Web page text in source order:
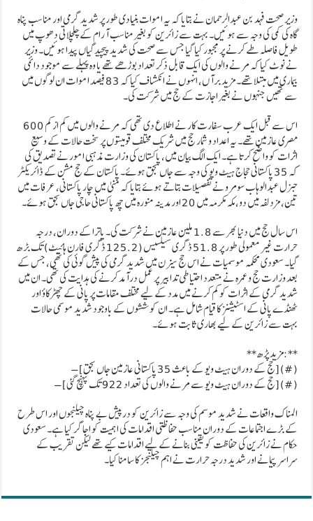
وزیر صحت فہد بن عبدالرحمان نے بتایا کہ یہ اموات بنیادی طور پر شدید گرمی اور مناسب پناہ
گاہ کی کمی کی وجہ سے ہوئیں۔ بہت سے زائرین کو بغیر مناسب آرام کے چلچلاتی دھوپ میں
طویل فاصلہ طے کرنے پر مجبور کیا گیا جس سے صحت کی شدید پیچیدگیاں پیدا ہوئیں۔ وزیر
نے نوٹ کیا کہ مرنے والوں کی ایک قابل ذکر تعداد بوڑھے تھے یا وہ پہلے سے موجود دائمی
بیماری میں مبتلا تھے۔ مزید برآں، انہوں نے انکشاف کیا کہ 83 فیصد اموات ان لوگوں میں
سے تھیں جنہوں نے بغیر اجازت کے حج میں شرکت کی۔
اس سے قبل ایک عرب سفارت کار نے اطلاع دی تھی کہ مرنے والوں میں کم از کم 600
مصری عازمین تھے۔ یہ اعداد و شمار حج میں شریک مختلف قومیتوں پر سخت حالات کے وسیع
اثرات کو واضح کرتا ہے۔ ایک الگ بیان میں، پاکستان کی وزارت مذہبی امور نے تصدیق کی
کہ 35 پاکستانی حجاج ہیٹ ویو کی وجہ سے جاں بحق ہوئے۔ پاکستان کے حج مشن کے ڈائریکٹر
جنرل عبدالوہاب سومرو نے تفصیلات بتاتے ہوئے بتایا کہ منیٰ میں چار پاکستانی، عرفات میں
تین، مزدلفہ میں دو، مکہ مکرمہ میں 20 اور مدینہ منورہ میں چھ پاکستانی حاجی جاں بحق ہوئے۔
اس سال حج میں دنیا بھر سے 1.8 ملین عازمین نے شرکت کی۔ یاترا کے دوران، درجہ
حرارت غیر معمولی طور پر 51.8 ڈگری سیلسیس (125.2 ڈگری فارن ہائیٹ) تک بڑھ
گیا۔ سعودی محکمہ موسمیات نے اس حج سیزن میں شدید گرمی کی پیش گوئی کی تھی، جس کے
بعد وزارت حج و عمرہ نے متعدد احتیاطی تدابیر پر عمل درآمد کرنے کی ہدایت کی تھی۔ ان میں
شدید گرمی کے اثرات کو کم کرنے میں مدد کے لیے مختلف مقامات پر پانی کے چھڑکاؤ اور
ٹھنڈے پانی کے اسٹیشنز کا قیام شامل ہے۔ ان کوششوں کے باوجود شدید موسمی حالات
بہت سے زائرین کے لیے بھاری ثابت ہوئے۔
**مزید پڑھ:**
– [حج کے دوران ہیٹ ویو کے باعث 35 پاکستانی عازمین جاں بحق] (#)
– [حج کے دوران ہیٹ ویو سے مرنے والوں کی تعداد 922 تک پہنچ گئی] (#)
المناک واقعات نے شدید موسم کی وجہ سے زائرین کو درپیش بے پناہ چیلنجوں اور اس طرح
کے بڑے اجتماعات کے دوران مناسب حفاظتی اقدامات کی اہمیت کو اجاگر کیا ہے۔ سعودی
حکام نے زائرین کی حفاظت کو یقینی بنانے کے لیے اقدامات کیے تھے لیکن تقریب کے
سراسر پیمانے اور شدید درجہ حرارت نے اہم چیلنجز کا سامنا کیا۔